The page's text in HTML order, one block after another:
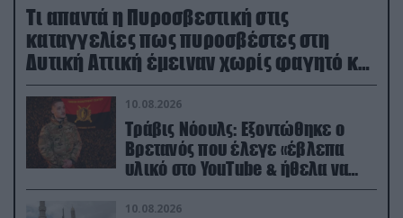
Τι απαντά η Πυροσβεστική στις
καταγγελίες πως πυροσβέστες στη
Δυτική Αττική έμειναν χωρίς φαγητό και
νερό
10.08.2026
Τράβις Νόουλς: Εξοντώθηκε ο
Βρετανός που έλεγε «έβλεπα
υλικό στο YouTube & ήθελα να
καθαρίσω τους Ρώσους» (βίντεο)
10.08.2026